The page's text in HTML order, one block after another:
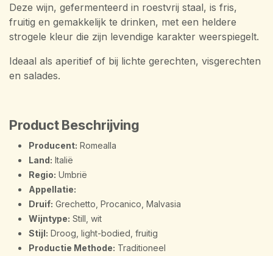
Deze wijn, gefermenteerd in roestvrij staal, is fris,
fruitig en gemakkelijk te drinken, met een heldere
strogele kleur die zijn levendige karakter weerspiegelt.
Ideaal als aperitief of bij lichte gerechten, visgerechten
en salades.
Product Beschrijving
Producent: Romealla
Land: Italië
Regio: Umbrië
Appellatie:
Druif: Grechetto, Procanico, Malvasia
Wijntype: Still, wit
Stijl: Droog, light-bodied, fruitig
Productie Methode: Traditioneel